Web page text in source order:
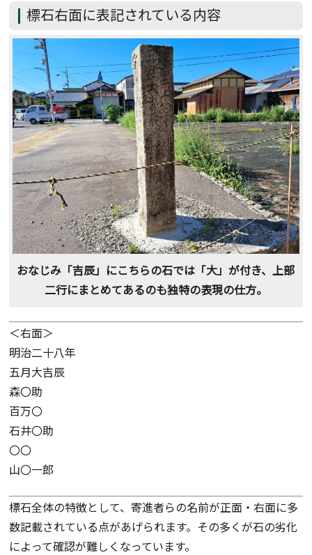
標石右面に表記されている内容
おなじみ「吉辰」にこちらの石では「大」が付き、上部
二行にまとめてあるのも独特の表現の仕方。
＜右面＞
明治二十八年
五月大吉辰
森〇助
百万〇
石井〇助
〇〇
山〇一郎
標石全体の特徴として、寄進者らの名前が正面・右面に多
数記載されている点があげられます。その多くが石の劣化
によって確認が難しくなっています。